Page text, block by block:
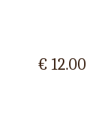
€ 12.00